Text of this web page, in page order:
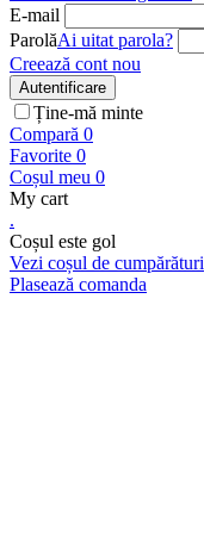
E-mail
ParolăAi uitat parola?
Creează cont nou
Autentificare
Ține-mă minte
Compară 0
Favorite 0
Coșul meu 0
My cart
.
Coșul este gol
Vezi coșul de cumpărături
Plasează comanda